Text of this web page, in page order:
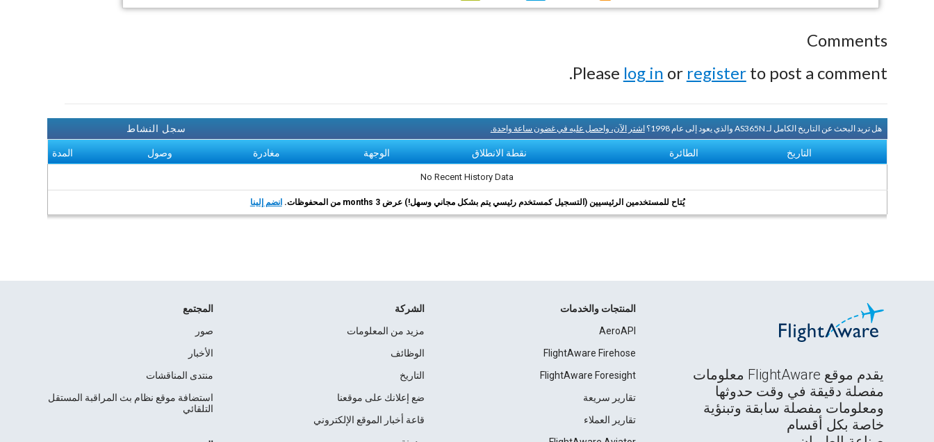
Comments
Please log in or registerto post a comment.
سجل النشاط هل تريد البحث عن التاريخ الكامل لـ AS365N والذي يعود إلى عام 1998؟ اشتر الآن، واحصل عليه في غضون ساعة واحدة.
التاريخ الطائرة نقطة الانطلاق الوجهة مغادرة وصول المدة
No Recent History Data
يُتاح للمستخدمين الرئيسيين (التسجيل كمستخدم رئيسي يتم بشكل مجاني وسهل!) عرض 3 months من المحفوظات. انضم إلينا
يقدم موقع FlightAware معلومات
مفصلة دقيقة في وقت حدوثها
ومعلومات مفصلة سابقة وتبنؤية
خاصة بكل أقسام
المنتجات والخدمات
AeroAPI
FlightAware Firehose
FlightAware Foresight
تقارير سريعة
تقارير العملاء
الشركة
مزيد من المعلومات
الوظائف
التاريخ
ضع إعلانك على موقعنا
قاعة أخبار الموقع الإلكتروني
المجتمع
صور
الأخبار
منتدى المناقشات
استضافة موقع نظام بث المراقبة المستقل
التلقائي